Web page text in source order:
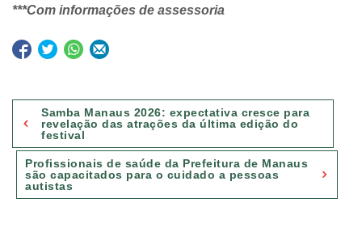
***Com informações de assessoria
Navegação
de
Post
Samba Manaus 2026: expectativa cresce para
revelação das atrações da última edição do
festival
Profissionais de saúde da Prefeitura de Manaus
são capacitados para o cuidado a pessoas
autistas